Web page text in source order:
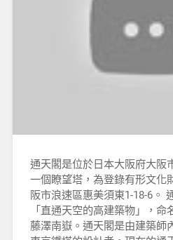
通天閣是位於日本大阪府大阪
一個瞭望塔，為登錄有形文化
阪市浪速區惠美須東1-18-6。
「直通天空的高建築物」，
藤澤南嶽。通天閣是由建築師